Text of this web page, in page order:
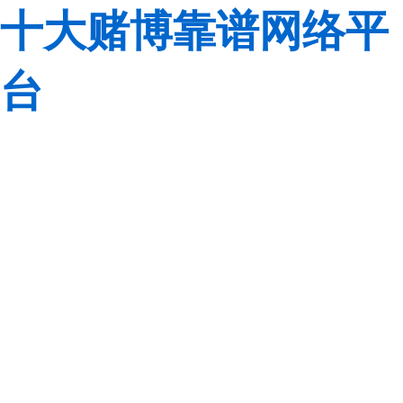
十大赌博靠谱网络平
台